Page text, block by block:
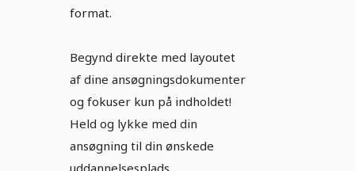
format.
Begynd direkte med layoutet
af dine ansøgningsdokumenter
og fokuser kun på indholdet!
Held og lykke med din
ansøgning til din ønskede